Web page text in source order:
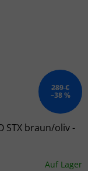
289 €
–38 %
STX braun/oliv -
Auf Lager